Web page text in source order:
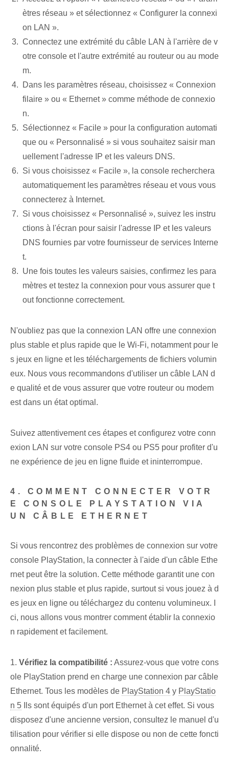
ètres réseau » et sélectionnez « Configurer la connexi
on LAN ».
Connectez une extrémité du câble LAN à l'arrière de v
otre console et l'autre extrémité au routeur ou au mode
m.
Dans les paramètres réseau, choisissez « Connexion
filaire » ou « Ethernet » comme méthode de connexio
n.
Sélectionnez « Facile » pour la configuration automati
que ou « Personnalisé » si vous souhaitez saisir man
uellement l'adresse IP et les valeurs DNS.
Si vous choisissez « Facile », la console recherchera
automatiquement les paramètres réseau et vous vous
connecterez à Internet.
Si vous choisissez « Personnalisé », suivez les instru
ctions à l'écran pour saisir l'adresse IP et les valeurs
DNS fournies par votre fournisseur de services Interne
t.
Une fois toutes les valeurs saisies, confirmez les para
mètres et testez la connexion pour vous assurer que t
out fonctionne correctement.
N'oubliez pas que la connexion LAN offre une connexion
plus stable et plus rapide que le Wi-Fi, notamment pour le
s jeux en ligne et les téléchargements de fichiers volumin
eux. Nous vous recommandons d'utiliser un câble LAN d
e qualité et de vous assurer que votre routeur ou modem
est dans un état optimal.
Suivez attentivement ces étapes et configurez votre conn
exion LAN sur votre console PS4 ou PS5 pour profiter d'u
ne expérience de jeu en ligne fluide et ininterrompue.
4. COMMENT CONNECTER VOTR
E CONSOLE PLAYSTATION VIA
UN CÂBLE ETHERNET
Si vous rencontrez des problèmes de connexion sur votre
console PlayStation, la connecter à l'aide d'un câble Ethe
rnet peut être la solution. Cette méthode garantit une con
nexion plus stable et plus rapide, surtout si vous jouez à d
es jeux en ligne ou téléchargez du contenu volumineux. I
ci, nous allons vous montrer comment établir la connexio
n rapidement et facilement.
1. Vérifiez la compatibilité : Assurez-vous que votre cons
ole PlayStation prend en charge une connexion par câble
Ethernet. Tous les modèles de PlayStation 4 y PlayStatio
n 5 Ils sont équipés d'un port Ethernet à cet effet. Si vous
disposez d'une ancienne version, consultez le manuel d'u
tilisation pour vérifier si elle dispose ou non de cette foncti
onnalité.